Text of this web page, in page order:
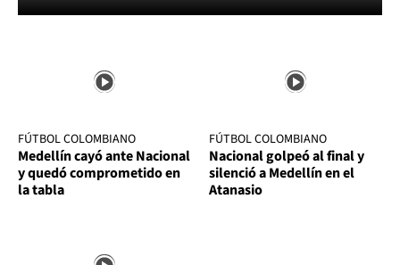
FÚTBOL COLOMBIANO
Medellín cayó ante Nacional
y quedó comprometido en
la tabla
FÚTBOL COLOMBIANO
Nacional golpeó al final y
silenció a Medellín en el
Atanasio